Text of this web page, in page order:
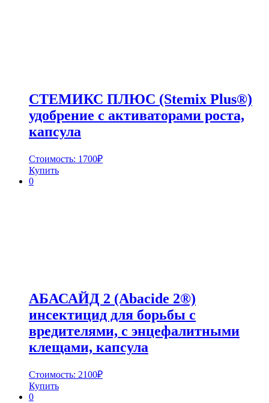
СТЕМИКС ПЛЮС (Stemix Plus®)
удобрение с активаторами роста,
капсула
Стоимость: 1700₽
Купить
0
АБАСАЙД 2 (Abacide 2®)
инсектицид для борьбы с
вредителями, с энцефалитными
клещами, капсула
Стоимость: 2100₽
Купить
0